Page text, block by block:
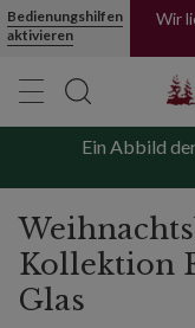
Bedienungshilfen
aktivieren
Wir
Ein Abbild
Kollektion
Glas